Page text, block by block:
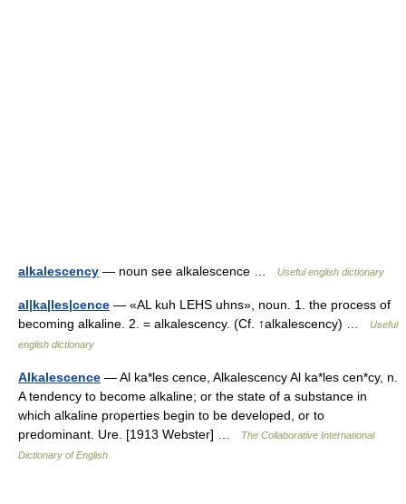
alkalescency — noun see alkalescence … Useful english dictionary
al|ka|les|cence — «AL kuh LEHS uhns», noun. 1. the process of
becoming alkaline. 2. = alkalescency. (Cf. ↑alkalescency) …
Useful
english dictionary
Alkalescence — Al ka*les cence, Alkalescency Al ka*les cen*cy, n.
A tendency to become alkaline; or the state of a substance in
which alkaline properties begin to be developed, or to
predominant. Ure. [1913 Webster] …
The Collaborative International
Dictionary of English